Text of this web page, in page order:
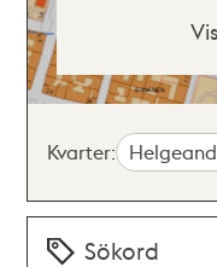
Kvarter:
Sökord